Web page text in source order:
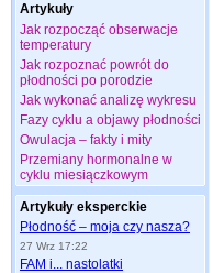
Artykuły
Jak rozpocząć obserwacje
temperatury
Jak rozpoznać powrót do
płodności po porodzie
Jak wykonać analizę wykresu
Fazy cyklu a objawy płodności
Owulacja – fakty i mity
Przemiany hormonalne w
cyklu miesiączkowym
Artykuły eksperckie
Płodność – moja czy nasza?
27 Wrz 17:22
FAM i... nastolatki